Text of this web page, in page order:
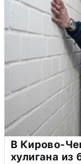
В Кирово-
хулигана из